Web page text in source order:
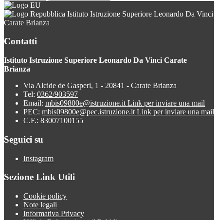
Istituto Istruzione Superiore Leonardo Da Vinci
Carate Brianza
Contatti
Istituto Istruzione Superiore Leonardo Da Vinci Carate
Brianza
Via Alcide de Gasperi, 1 - 20841 - Carate Brianza
Tel: 0362/903597
Email: mbis09800e@istruzione.it Link per inviare una mail
PEC: mbis09800e@pec.istruzione.it Link per inviare una mail
C.F.: 83007100155
Seguici su
Instagram
Sezione Link Utili
Cookie policy
Note legali
Informativa Privacy